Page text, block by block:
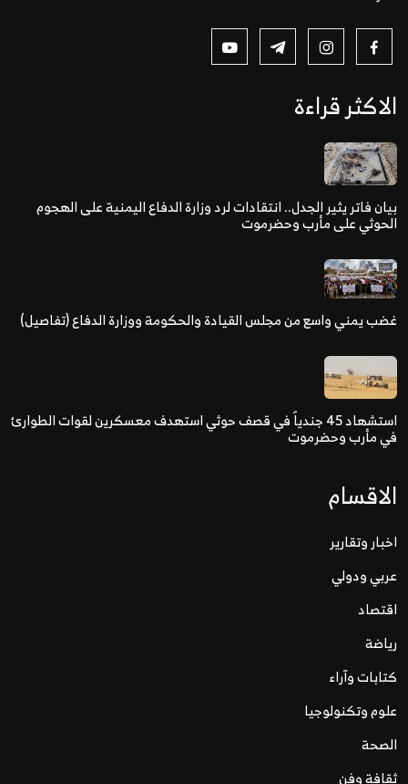
الاكثر قراءة
بيان فاتر يثير الجدل.. انتقادات لرد وزارة الدفاع اليمنية على الهجوم
الحوثي على مأرب وحضرموت
غضب يمني واسع من مجلس القيادة والحكومة ووزارة الدفاع (تفاصيل)
استشهاد 45 جندياً في قصف حوثي استهدف معسكرين لقوات الطوارئ
في مأرب وحضرموت
الاقسام
اخبار وتقارير
عربي ودولي
اقتصاد
رياضة
كتابات وآراء
علوم وتكنولوجيا
الصحة
ثقافة وفن